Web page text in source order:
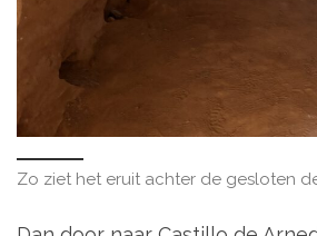
Zo ziet het eruit achter de gesloten